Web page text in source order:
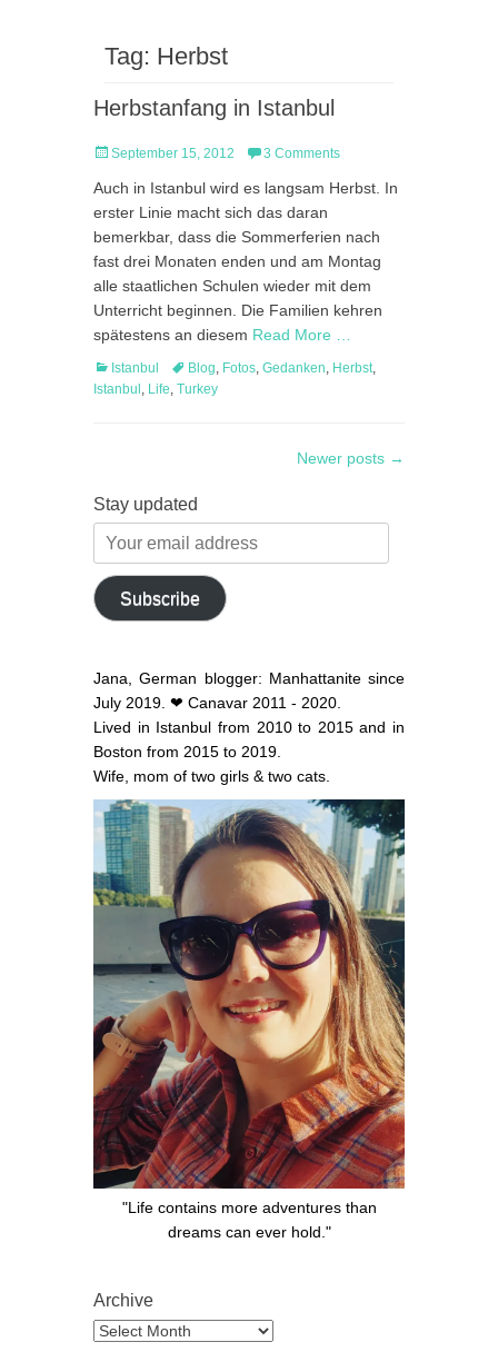
Tag: Herbst
Herbstanfang in Istanbul
Posted
September 15, 2012 3 Comments
Auch in Istanbul wird es langsam Herbst. In
erster Linie macht sich das daran
bemerkbar, dass die Sommerferien nach
fast drei Monaten enden und am Montag
alle staatlichen Schulen wieder mit dem
Unterricht beginnen. Die Familien kehren
spätestens an diesem Read More …
Categories
Istanbul TagsBlog, Fotos, Gedanken, Herbst,
Istanbul , Life, Turkey
Newer posts →
Stay updated
Your
email
address
Subscribe
Jana, German blogger: Manhattanite since
July 2019. ❤ Canavar 2011 - 2020.
Lived in Istanbul from 2010 to 2015 and in
Boston from 2015 to 2019.
Wife, mom of two girls & two cats.
"Life contains more adventures than
dreams can ever hold."
Archive
Archive